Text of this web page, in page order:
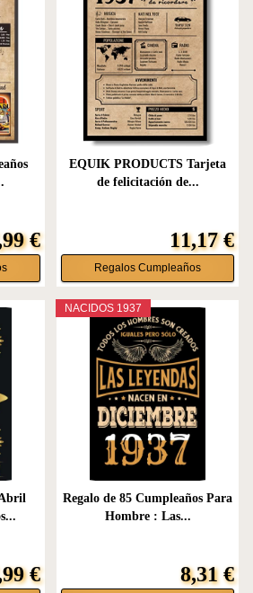
€
EQUIK PRODUCTS Tarjeta
de felicitación de...
11,17 €
Regalos Cumpleaños
€
NACIDOS 1937
Regalo de 85 Cumpleaños Para
Hombre : Las...
8,31 €